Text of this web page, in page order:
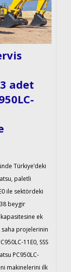
adet
Türkiye’deki
paletli
ile sektördeki
beygir
ek
saha projelerinin
11E0, SSS
PC950LC-
makinelerini ilk